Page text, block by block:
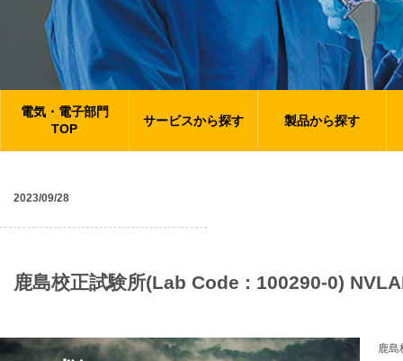
電気・電子部門
TOP
サービスから探す 製品から探す
2023/09/28
鹿島校正試験所(Lab Code : 100290-0)
鹿島